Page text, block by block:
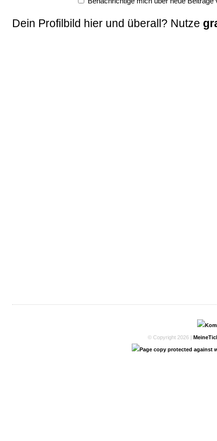
Dein Profilbild hier und überall? Nutze
© Copyright 2026 |